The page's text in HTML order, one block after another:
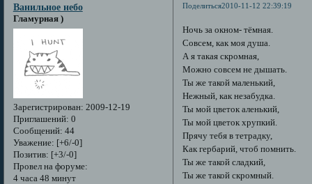
Поделиться2010-11-12 22:39:19
Ванильное небо
Гламурная )
Зарегистрирован: 2009-12-19
Приглашений: 0
Сообщений: 44
Уважение: [+6/-0]
Позитив: [+3/-0]
Провел на форуме:
4 часа 48 минут
Ночь за окном- тёмная.
Совсем, как моя душа.
А я такая скромная,
Можно совсем не дышать.
Ты же такой маленький,
Нежный, как незабудка.
Ты мой цветок аленький,
Ты мой цветок хрупкий.
Прячу тебя в тетрадку,
Как гербарий, чтоб помнить.
Ты же такой сладкий,
Ты же такой скромный.